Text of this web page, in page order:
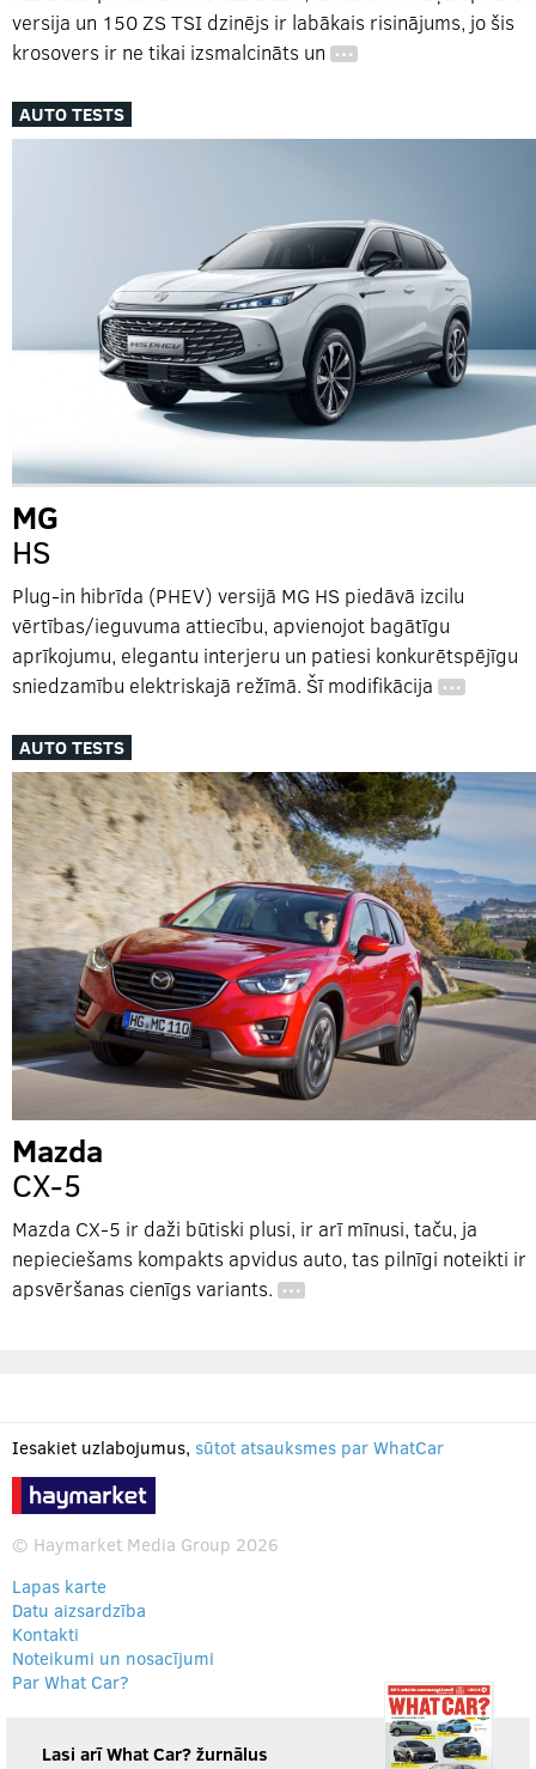
versija un 150 ZS TSI dzinējs ir labākais risinājums, jo šis
krosovers ir ne tikai izsmalcināts un …
AUTO TESTS
MG
HS
Plug-in hibrīda (PHEV) versijā MG HS piedāvā izcilu
vērtības/ieguvuma attiecību, apvienojot bagātīgu
aprīkojumu, elegantu interjeru un patiesi konkurētspējīgu
sniedzamību elektriskajā režīmā. Šī modifikācija …
AUTO TESTS
Mazda
CX-5
Mazda CX-5 ir daži būtiski plusi, ir arī mīnusi, taču, ja
nepieciešams kompakts apvidus auto, tas pilnīgi noteikti ir
apsvēršanas cienīgs variants. …
Iesakiet uzlabojumus, sūtot atsauksmes par WhatCar
© Haymarket Media Group 2026
Lapas karte
Datu aizsardzība
Kontakti
Noteikumi un nosacījumi
Par What Car?
Lasi arī What Car? žurnālus